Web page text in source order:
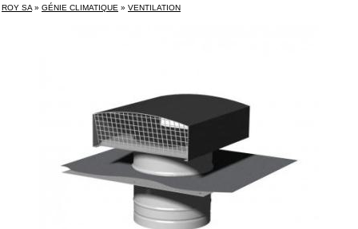
ROY SA » GÉNIE CLIMATIQUE » VENTILATION